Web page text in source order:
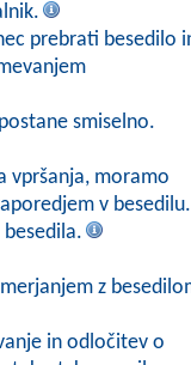
prebrati besedilo
smiselno.
vpršanja, moramo
v besedilu.
z
in odločitev o